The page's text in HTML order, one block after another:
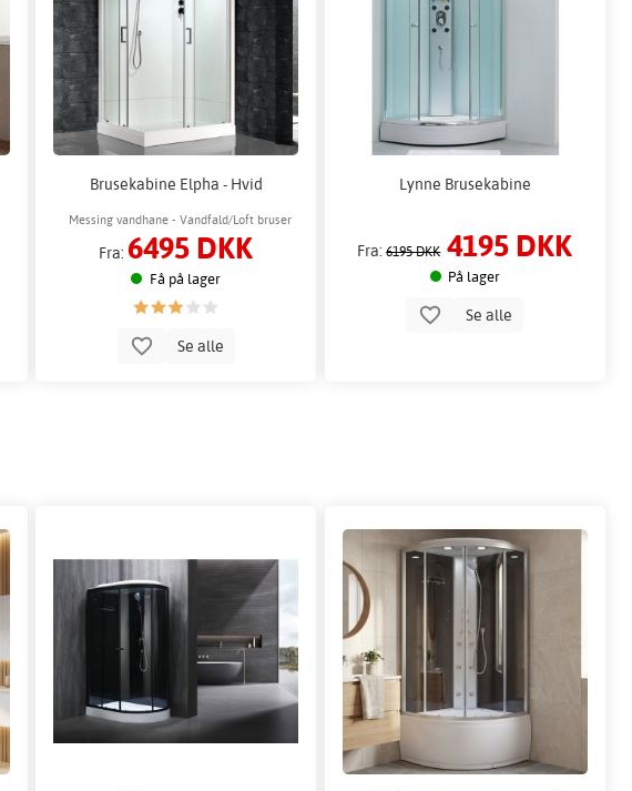
Brusekabine Elpha - Hvid
Messing vandhane - Vandfald/Loft bruser
Fra: 6495 DKK
Få på lager
Se alle
Lynne Brusekabine
Fra:6195 DKK 4195 DKK
På lager
Se alle